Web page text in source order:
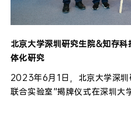
北京大学深圳研究生院&知存
体化研究
2023年6月1日，北京大学深圳
联合实验室”揭牌仪式在深圳大